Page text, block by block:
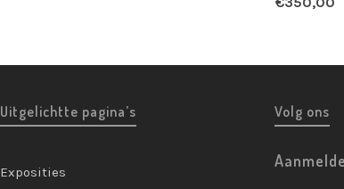
Uitgelichtte pagina’s
Exposities
Volg ons